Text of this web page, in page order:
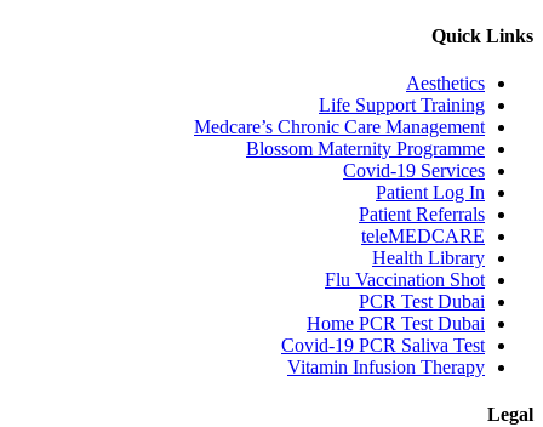
Quick Links
Aesthetics
Life Support Training
Medcare’s Chronic Care Management
Blossom Maternity Programme
Covid-19 Services
Patient Log In
Patient Referrals
teleMEDCARE
Health Library
Flu Vaccination Shot
PCR Test Dubai
Home PCR Test Dubai
Covid-19 PCR Saliva Test
Vitamin Infusion Therapy
Legal